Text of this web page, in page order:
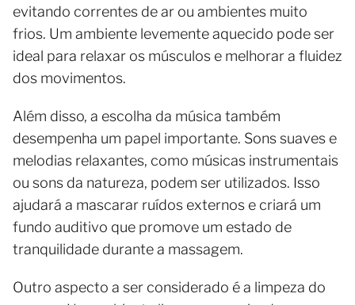
evitando correntes de ar ou ambientes muito
frios. Um ambiente levemente aquecido pode ser
ideal para relaxar os músculos e melhorar a fluidez
dos movimentos.
Além disso, a escolha da música também
desempenha um papel importante. Sons suaves e
melodias relaxantes, como músicas instrumentais
ou sons da natureza, podem ser utilizados. Isso
ajudará a mascarar ruídos externos e criará um
fundo auditivo que promove um estado de
tranquilidade durante a massagem.
Outro aspecto a ser considerado é a limpeza do